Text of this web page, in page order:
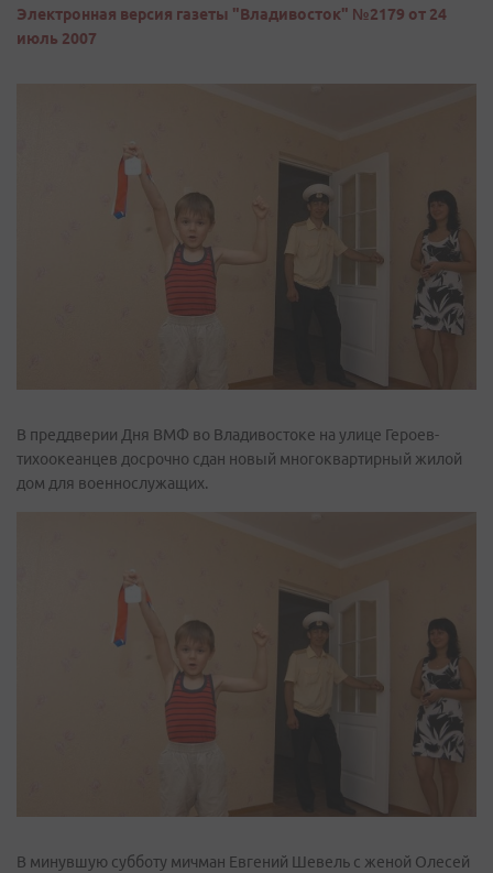
Электронная версия газеты "Владивосток" №2179 от 24
июль 2007
В преддверии Дня ВМФ во Владивостоке на улице Героев-
тихоокеанцев досрочно сдан новый многоквартирный жилой
дом для военнослужащих.
В минувшую субботу мичман Евгений Шевель с женой Олесей